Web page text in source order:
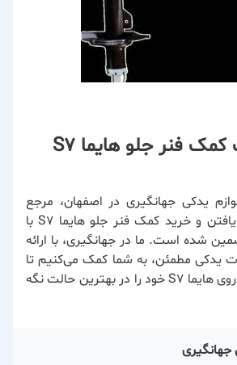
خرید و قیمت کمک فنر جلو هایما S7
یدکی جهانگیری در اصفهان، مرجع
تخصصی شما برای یافتن و خرید کمک فنر جلو هایما S7 با
شده است. ما در جهانگیری، با ارائه
یدکی مطمئن، به شما کمک می‌کنیم تا
سیستم تعلیق خودروی هایما S7 خود را در بهترین حالت نگه
جهانگیری